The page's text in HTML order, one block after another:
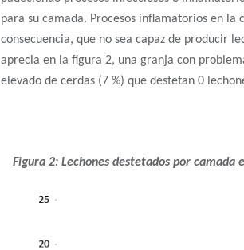
para su camada. Procesos inflamatorios en
consecuencia, que no sea capaz de producir
aprecia en la figura 2, una granja con
elevado de cerdas (7 %) que destetan 0
Figura 2: Lechones destetados por